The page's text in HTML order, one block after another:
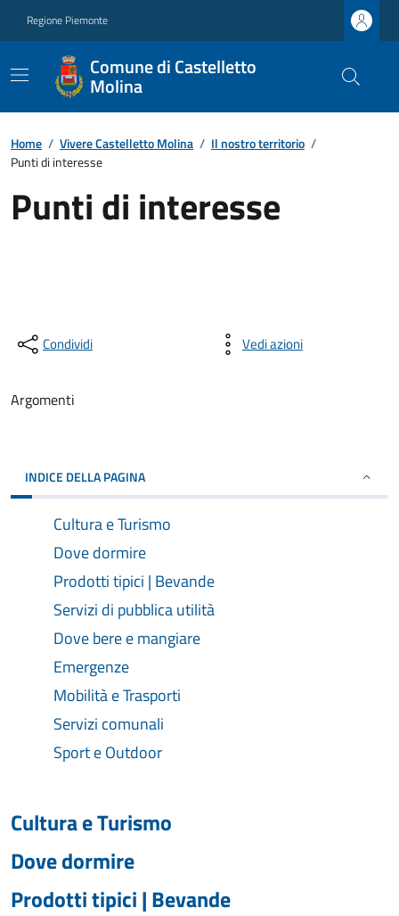
Regione Piemonte
Comune di Castelletto
Molina
Home / Vivere Castelletto Molina / Il nostro territorio /
Punti di interesse
Punti di interesse
Condividi Vedi azioni
Argomenti
INDICE DELLA PAGINA
Cultura e Turismo
Dove dormire
Prodotti tipici | Bevande
Servizi di pubblica utilità
Dove bere e mangiare
Emergenze
Mobilità e Trasporti
Servizi comunali
Sport e Outdoor
Cultura e Turismo
Dove dormire
Prodotti tipici | Bevande